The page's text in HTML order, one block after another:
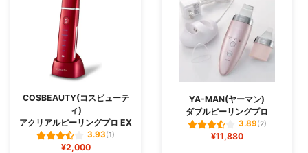
COSBEAUTY(コスビューテ
ィ)
アクリアルピーリングプロ EX
3.93(1)
¥2,000
YA-MAN(ヤーマン)
ダブルピーリングプロ
3.89(2)
¥11,880